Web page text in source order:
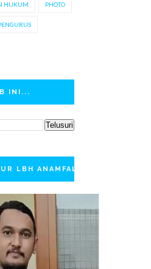
HUKUM PHOTO
INI...
LBH ANAMFAL